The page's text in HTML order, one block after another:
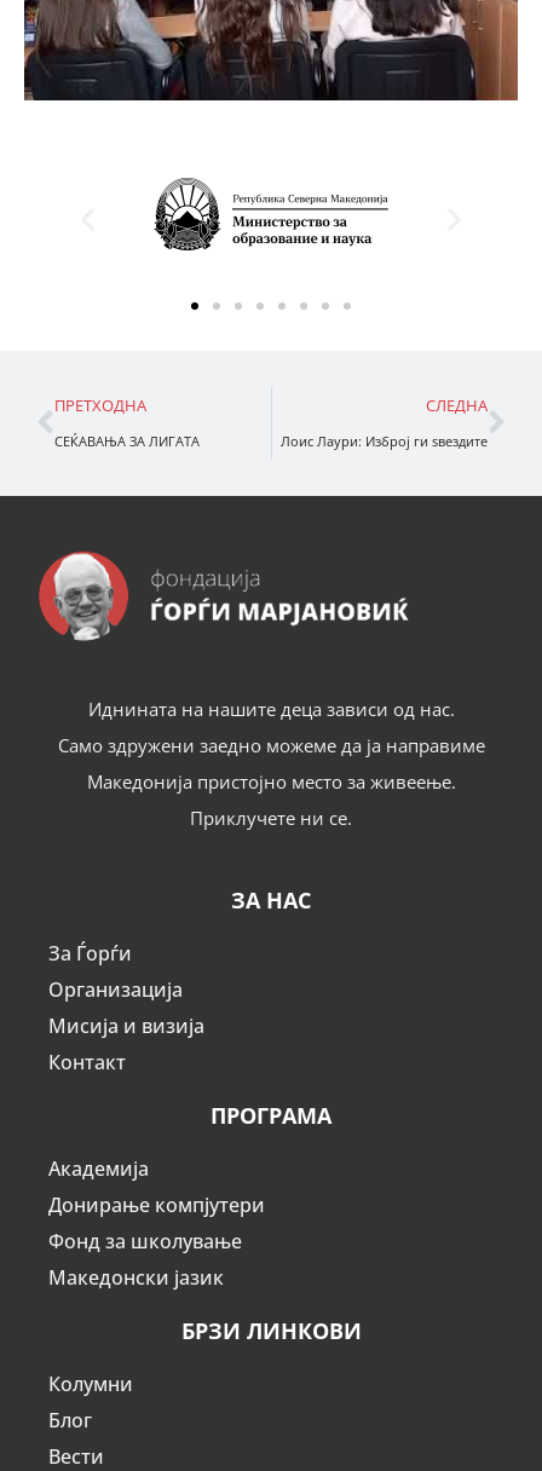
ПРЕТХОДНА
СЕЌАВАЊА ЗА ЛИГАТА
СЛЕДНА
Лоис Лаури: Изброј ги ѕвездите
Иднината на нашите деца зависи од нас.
Само здружени заедно можеме да ја направиме
Македонија пристојно место за живеење.
Приклучете ни се.
ЗА НАС
За Ѓорѓи
Организација
Мисија и визија
Контакт
ПРОГРАМА
Академија
Донирање компјутери
Фонд за школување
Македонски јазик
БРЗИ ЛИНКОВИ
Колумни
Блог
Вести